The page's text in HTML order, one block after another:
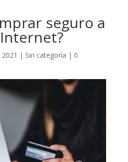
seguro a
| Sin categoría | 0